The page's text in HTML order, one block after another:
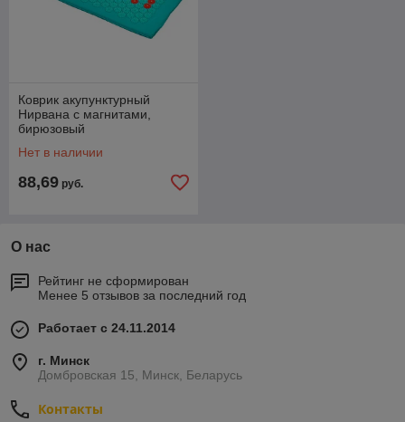
Коврик акупунктурный
Нирвана с магнитами,
бирюзовый
Нет в наличии
88,69 руб.
О нас
Рейтинг не сформирован
Менее 5 отзывов за последний год
Работает с 24.11.2014
г. Минск
Домбровская 15, Минск, Беларусь
Контакты